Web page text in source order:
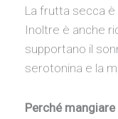
La frutta secca è
Inoltre è anche
supportano il
serotonina e la
Perché